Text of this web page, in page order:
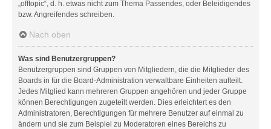
„offtopic“, d. h. etwas nicht zum Thema Passendes, oder Beleidigendes
bzw. Angreifendes schreiben.
Nach oben
Was sind Benutzergruppen?
Benutzergruppen sind Gruppen von Mitgliedern, die die Mitglieder des
Boards in für die Board-Administration verwaltbare Einheiten aufteilt.
Jedes Mitglied kann mehreren Gruppen angehören und jeder Gruppe
können Berechtigungen zugeteilt werden. Dies erleichtert es den
Administratoren, Berechtigungen für mehrere Benutzer auf einmal zu
ändern und sie zum Beispiel zu Moderatoren eines Bereichs zu